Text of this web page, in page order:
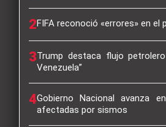
2FIFA reconoció «errores» en el
3Trump destaca flujo
Venezuela”
4Gobierno Nacional avanza
afectadas por sismos